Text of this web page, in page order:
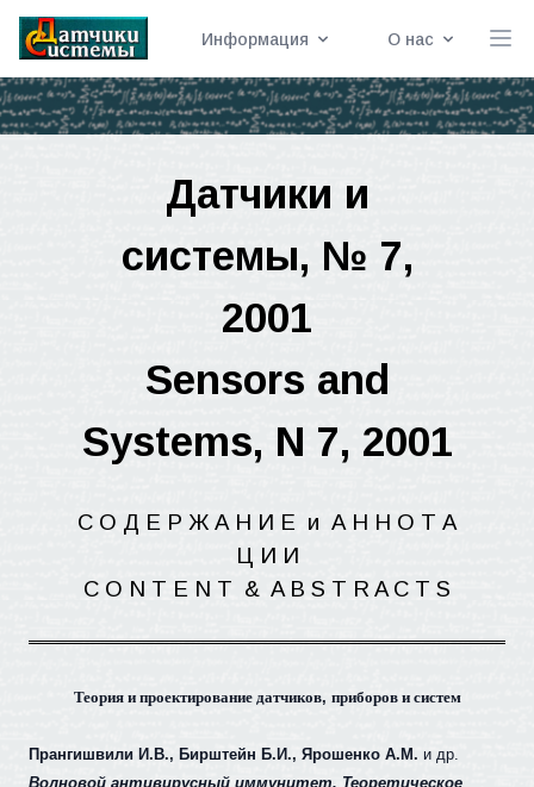
Информация О нас
Датчики и
системы, № 7,
2001
Sensors and
Systems, N 7, 2001
С О Д Е Р Ж А Н И Е и А Н Н О Т А
Ц И И
C O N T E N T & A B S T R A C T S
Теория и проектирование датчиков, приборов и систем
Прангишвили И.В., Бирштейн Б.И., Ярошенко А.М. и др.
Волновой антивирусный иммунитет. Теоретическое